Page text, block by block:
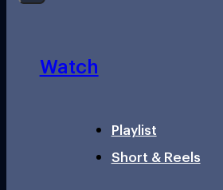
Watch
Playlist
Short & Reels